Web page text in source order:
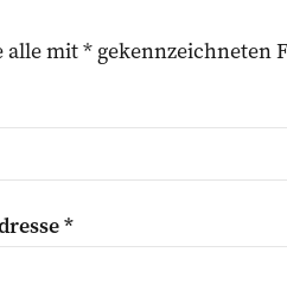
mit * gekennzeichneten
*